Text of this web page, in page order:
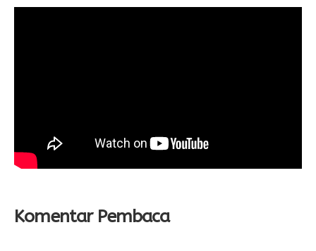
Komentar Pembaca